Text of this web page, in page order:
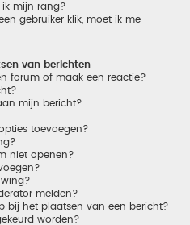
mijn rang?
gebruiker klik, moet ik me
van berichten
forum of maak een reactie?
mijn bericht?
toevoegen?
niet openen?
melden?
bij het plaatsen van een bericht?
worden?